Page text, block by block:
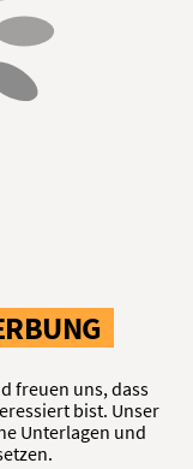
freuen uns, dass
bist. Unser
Unterlagen und